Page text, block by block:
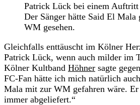
Patrick Lück bei einem
Der Sänger hätte Said El Mala
WM gesehen.
Gleichfalls enttäuscht im Kölner
Patrick Lück, wenn auch milder im
Kölner Kultband Höhner sagte
FC-Fan hätte ich mich natürlich
Mala mit zur WM gefahren wäre. Er
immer abgeliefert.“